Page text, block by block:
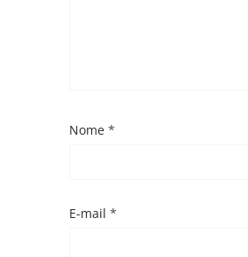
Nome *
E-mail *